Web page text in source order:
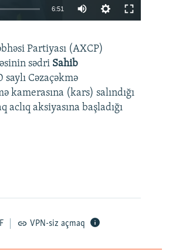
360p
1080p
6:51
360p
720p
1080p
Partiyası (AXCP)
sədri Sahib
saylı Cəzaçəkmə
kamerasına (kars) salındığı
aclıq aksiyasına başladığı
VPN-siz açmaq